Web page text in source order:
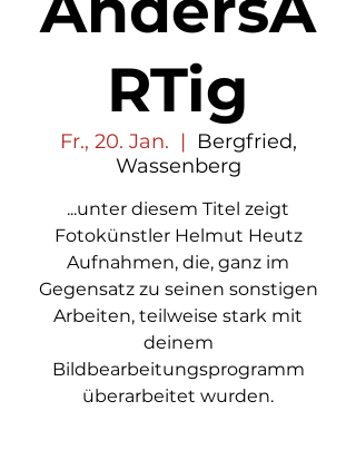
RTig
Fr., 20. Jan.
  |
Bergfried,
Wassenberg
...unter diesem Titel zeigt
Fotokünstler Helmut Heutz
Aufnahmen, die, ganz im
Gegensatz zu seinen sonstigen
Arbeiten, teilweise stark mit
deinem
Bildbearbeitungsprogramm
überarbeitet wurden.